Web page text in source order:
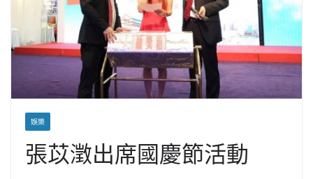
娛樂
張苡澂出席國慶節活動